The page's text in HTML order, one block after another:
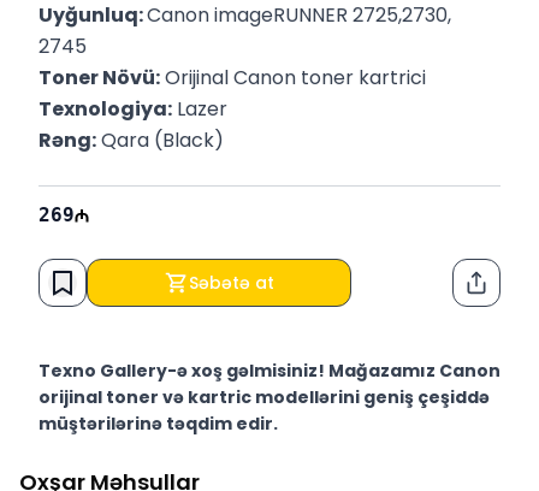
Uyğunluq: Canon imageRUNNER 2725,2730,
2745
Toner Növü: Orijinal Canon toner kartrici
Texnologiya: Lazer
Rəng: Qara (Black)
269
Səbətə at
Texno Gallery-ə xoş gəlmisiniz! Mağazamız Canon
orijinal toner və kartric modellərini geniş çeşiddə
müştərilərinə təqdim edir.
2011-ci ildən etibarən fəaliyyət göstərən multibrend
Oxşar Məhsullar